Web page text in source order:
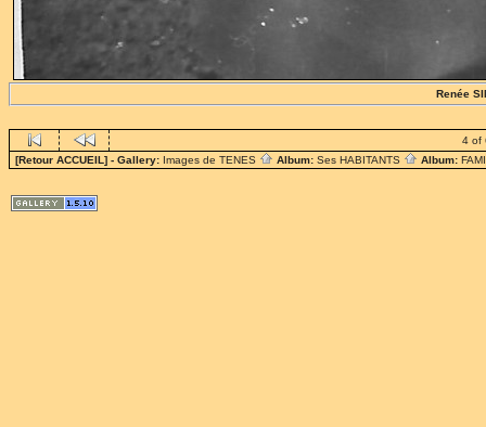
Renée
4 of
[Retour ACCUEIL] - Gallery: Images de TENES Album: Ses HABITANTS Album: